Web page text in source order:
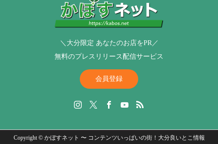
＼大分限定 あなたのお店をPR／
無料のプレスリリース配信サービス
会員登録
Copyright ©かぼすネット 〜 コンテンツいっぱいの街！大分良いとこ情報